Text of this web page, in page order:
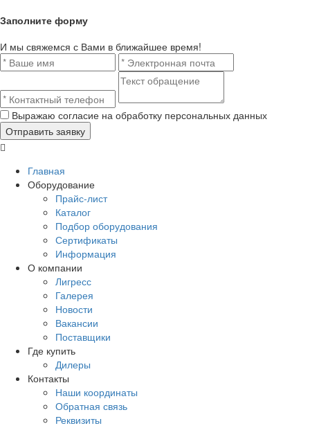
Заполните форму
И мы свяжемся с Вами в ближайшее время!
Выражаю согласие на обработку персональных данных
Главная
Оборудование
Прайс-лист
Каталог
Подбор оборудования
Сертификаты
Информация
О компании
Лигресс
Галерея
Новости
Вакансии
Поставщики
Где купить
Дилеры
Контакты
Наши координаты
Обратная связь
Реквизиты